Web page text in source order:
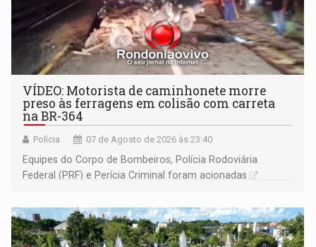
VÍDEO: Motorista de caminhonete morre
preso às ferragens em colisão com carreta
na BR-364
Polícia 07 de Agosto de 2026 às 23:40
Equipes do Corpo de Bombeiros, Polícia Rodoviária
Federal (PRF) e Perícia Criminal foram acionadas